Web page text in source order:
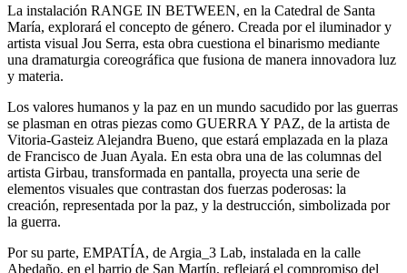
La instalación RANGE IN BETWEEN, en la Catedral de Santa
María, explorará el concepto de género. Creada por el iluminador y
artista visual Jou Serra, esta obra cuestiona el binarismo mediante
una dramaturgia coreográfica que fusiona de manera innovadora luz
y materia.
Los valores humanos y la paz en un mundo sacudido por las guerras
se plasman en otras piezas como GUERRA Y PAZ, de la artista de
Vitoria-Gasteiz Alejandra Bueno, que estará emplazada en la plaza
de Francisco de Juan Ayala. En esta obra una de las columnas del
artista Girbau, transformada en pantalla, proyecta una serie de
elementos visuales que contrastan dos fuerzas poderosas: la
creación, representada por la paz, y la destrucción, simbolizada por
la guerra.
Por su parte, EMPATÍA, de Argia_3 Lab, instalada en la calle
Abedaño, en el barrio de San Martín, reflejará el compromiso del